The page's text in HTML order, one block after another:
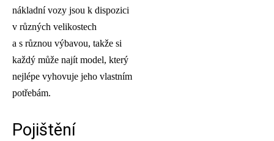
nákladní vozy jsou k dispozici
v různých velikostech
a s různou výbavou, takže si
každý může najít model, který
nejlépe vyhovuje jeho vlastním
potřebám.
Pojištění